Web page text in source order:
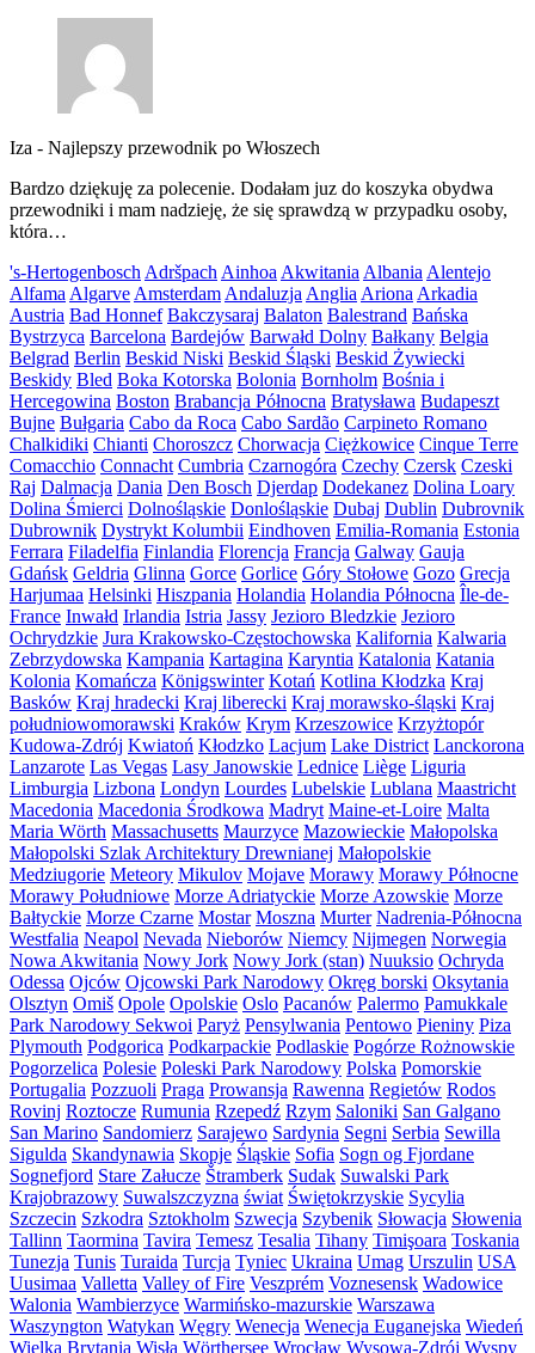
Iza - Najlepszy przewodnik po Włoszech
Bardzo dziękuję za polecenie. Dodałam juz do koszyka obydwa
przewodniki i mam nadzieję, że się sprawdzą w przypadku osoby,
która…
's-Hertogenbosch Adršpach Ainhoa Akwitania Albania Alentejo
Alfama Algarve Amsterdam Andaluzja Anglia Ariona Arkadia
Austria Bad Honnef Bakczysaraj Balaton Balestrand Bańska
Bystrzyca Barcelona Bardejów Barwałd Dolny Bałkany Belgia
Belgrad Berlin Beskid Niski Beskid Śląski Beskid Żywiecki
Beskidy Bled Boka Kotorska Bolonia Bornholm Bośnia i
Hercegowina Boston Brabancja Północna Bratysława Budapeszt
Bujne Bułgaria Cabo da Roca Cabo Sardão Carpineto Romano
Chalkidiki Chianti Choroszcz Chorwacja Ciężkowice Cinque Terre
Comacchio Connacht Cumbria Czarnogóra Czechy Czersk Czeski
Raj Dalmacja Dania Den Bosch Djerdap Dodekanez Dolina Loary
Dolina Śmierci Dolnośląskie Donlośląskie Dubaj Dublin Dubrovnik
Dubrownik Dystrykt Kolumbii Eindhoven Emilia-Romania Estonia
Ferrara Filadelfia Finlandia Florencja Francja Galway Gauja
Gdańsk Geldria Glinna Gorce Gorlice Góry Stołowe Gozo Grecja
Harjumaa Helsinki Hiszpania Holandia Holandia Północna Île-de-
France Inwałd Irlandia Istria Jassy Jezioro Bledzkie Jezioro
Ochrydzkie Jura Krakowsko-Częstochowska Kalifornia Kalwaria
Zebrzydowska Kampania Kartagina Karyntia Katalonia Katania
Kolonia Komańcza Königswinter Kotań Kotlina Kłodzka Kraj
Basków Kraj hradecki Kraj liberecki Kraj morawsko-śląski Kraj
południowomorawski Kraków Krym Krzeszowice Krzyżtopór
Kudowa-Zdrój Kwiatoń Kłodzko Lacjum Lake District Lanckorona
Lanzarote Las Vegas Lasy Janowskie Lednice Liège Liguria
Limburgia Lizbona Londyn Lourdes Lubelskie Lublana Maastricht
Macedonia Macedonia Środkowa Madryt Maine-et-Loire Malta
Maria Wörth Massachusetts Maurzyce Mazowieckie Małopolska
Małopolski Szlak Architektury Drewnianej Małopolskie
Medziugorie Meteory Mikulov Mojave Morawy Morawy Północne
Morawy Południowe Morze Adriatyckie Morze Azowskie Morze
Bałtyckie Morze Czarne Mostar Moszna Murter Nadrenia-Północna
Westfalia Neapol Nevada Nieborów Niemcy Nijmegen Norwegia
Nowa Akwitania Nowy Jork Nowy Jork (stan) Nuuksio Ochryda
Odessa Ojców Ojcowski Park Narodowy Okręg borski Oksytania
Olsztyn Omiš Opole Opolskie Oslo Pacanów Palermo Pamukkale
Park Narodowy Sekwoi Paryż Pensylwania Pentowo Pieniny Piza
Plymouth Podgorica Podkarpackie Podlaskie Pogórze Rożnowskie
Pogorzelica Polesie Poleski Park Narodowy Polska Pomorskie
Portugalia Pozzuoli Praga Prowansja Rawenna Regietów Rodos
Rovinj Roztocze Rumunia Rzepedź Rzym Saloniki San Galgano
San Marino Sandomierz Sarajewo Sardynia Segni Serbia Sewilla
Sigulda Skandynawia Skopje Śląskie Sofia Sogn og Fjordane
Sognefjord Stare Załucze Štramberk Sudak Suwalski Park
Krajobrazowy Suwalszczyzna świat Świętokrzyskie Sycylia
Szczecin Szkodra Sztokholm Szwecja Szybenik Słowacja Słowenia
Tallinn Taormina Tavira Temesz Tesalia Tihany Timişoara Toskania
Tunezja Tunis Turaida Turcja Tyniec Ukraina Umag Urszulin USA
Uusimaa Valletta Valley of Fire Veszprém Voznesensk Wadowice
Walonia Wambierzyce Warmińsko-mazurskie Warszawa
Waszyngton Watykan Węgry Wenecja Wenecja Euganejska Wiedeń
Wielka Brytania Wisła Wörthersee Wrocław Wysowa-Zdrój Wyspy